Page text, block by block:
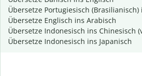
Übersetze Portugiesisch (Brasilianisch)
Übersetze Englisch ins Arabisch
Übersetze Indonesisch ins Chinesisch
Übersetze Indonesisch ins Japanisch